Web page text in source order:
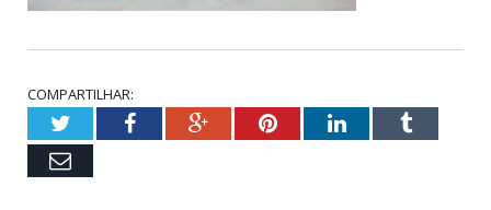
COMPARTILHAR:
TwitterFacebookGoogle+PinterestLinkedInTumblr
Email